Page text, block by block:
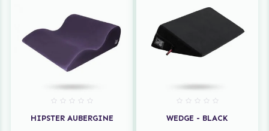
HIPSTER AUBERGINE WEDGE - BLACK